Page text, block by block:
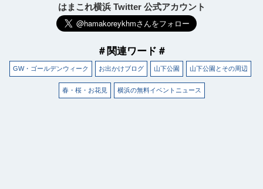
はまこれ横浜 Twitter 公式アカウント
＃関連ワード＃
GW・ゴールデンウィーク お出かけブログ 山下公園 山下公園とその周辺
春・桜・お花見 横浜の無料イベントニュース